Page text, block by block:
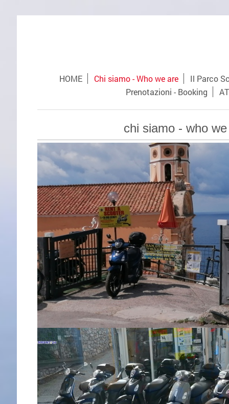
HOME Chi siamo - Who we are
Il Parco
Prenotazioni - Booking
chi siamo - who